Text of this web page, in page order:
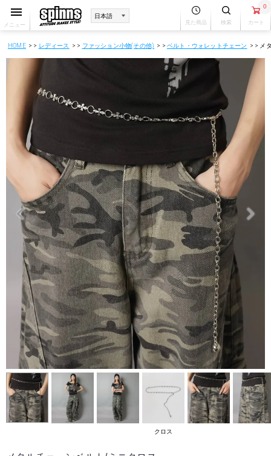
メニュー 見た商品 検索
0
カート
HOME レディース ファッション小物(その他) ベルト・ウォレットチェーン メ
クロス